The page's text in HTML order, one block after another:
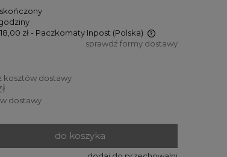
zł - Paczkomaty Inpost (Polska)
sprawdź formy dostawy
kosztów dostawy
dostawy
do koszyka